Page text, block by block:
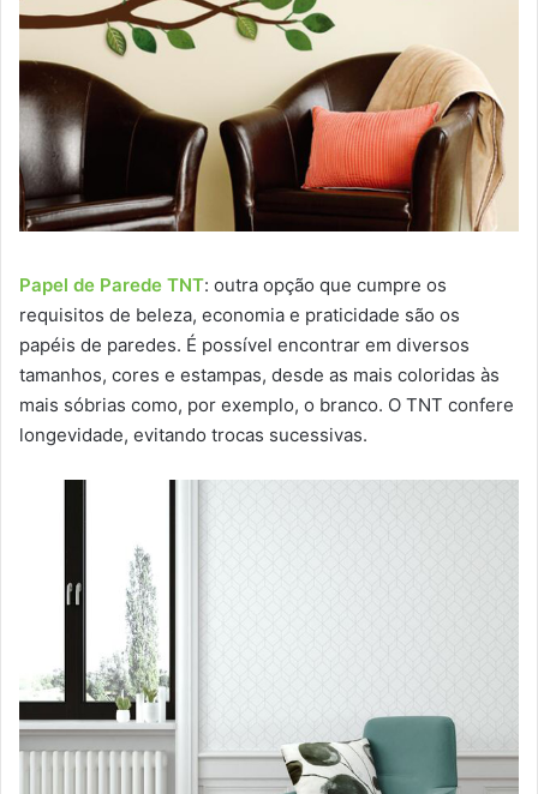
Papel de Parede TNT: outra opção que cumpre os
requisitos de beleza, economia e praticidade são os
papéis de paredes. É possível encontrar em diversos
tamanhos, cores e estampas, desde as mais coloridas às
mais sóbrias como, por exemplo, o branco. O TNT confere
longevidade, evitando trocas sucessivas.